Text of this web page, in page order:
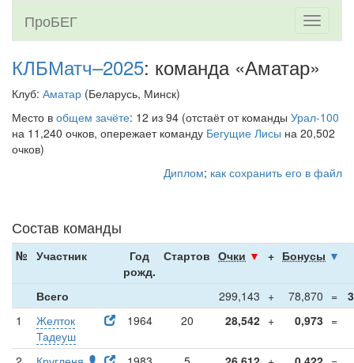
Toggle
ПроБЕГ
КЛБМатч–2025: команда «Аматар»
Клуб: Аматар (Беларусь, Минск)
Место в общем зачёте: 12 из 94 (отстаёт от команды Урал-100
на 11,240 очков, опережает команду Бегущие Лисы на 20,502
очков)
Диплом; как сохранить его в файл
Состав команды
№ Участник
Год
рожд.
Стартов Очки ▼ + Бонусы ▼
Всего 299,143 + 78,870 =
1
Желток
Тадеуш
1964 20 28,542 + 0,973 =